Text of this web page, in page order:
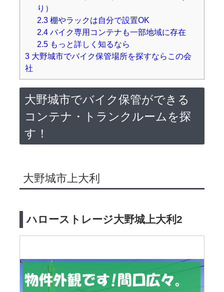
り）
2.3棚やラックは自分で設置OK
2.4バイク専用コンテナも一部地域に存在
2.5もっと詳しく知るなら
3大野城市でバイク保管場所を探すならこの会
社
大野城市でバイク保管ができる
コンテナ・トランクルームを探
す！
大野城市上大利
ハローストレージ大野城上大利2